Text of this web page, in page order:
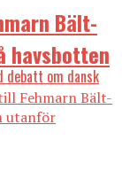
debatt om dansk
Bält-
havsbotten
Fehmarn Bält-
utanför